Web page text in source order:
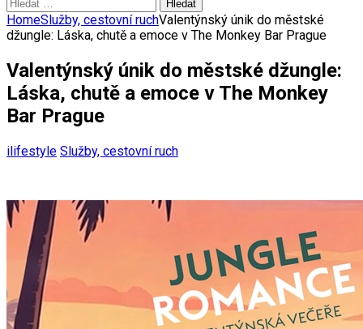
HomeSlužby, cestovní ruchValentýnský únik do městské
džungle: Láska, chutě a emoce v The Monkey Bar Prague
Valentýnský únik do městské džungle:
Láska, chutě a emoce v The Monkey
Bar Prague
ilifestyle Služby, cestovní ruch